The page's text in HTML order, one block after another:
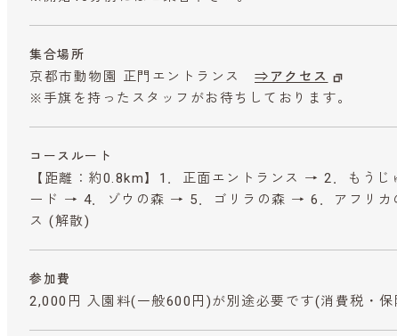
集合場所
京都市動物園 正門エントランス ⇒アクセス
※手旗を持ったスタッフがお待ちしております。
コースルート
【距離：約0.8km】1．正面エントランス → 2．もう
ード → 4．ゾウの森 → 5．ゴリラの森 → 6．アフリカ
ス (解散)
参加費
2,000円 入園料(一般600円)が別途必要です(消費税・保